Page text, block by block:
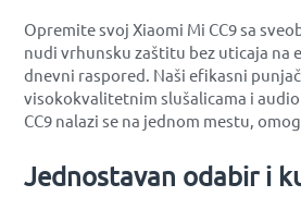
Opremite svoj Xiaomi Mi CC9 sa
nudi vrhunsku zaštitu bez uticaja na
dnevni raspored. Naši efikasni
visokokvalitetnim slušalicama i
CC9 nalazi se na jednom mestu,
Jednostavan odabir i